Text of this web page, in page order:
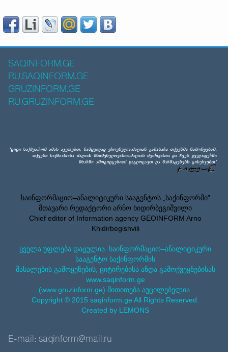
SAQINFORM.GE
RU.SAQINFORM.GE
GRUZINFORM.GE
RU.GRUZINFORM.GE
საინფორმაციო–ანალიტიკური სააგენტოს „საქინფორმი”
მთავარი რედაქტორი არნო ხიდირბეგიშვილი
Chief editor of Information agency GEOINFORM Arno
Khidirbegishvili
ყველა უფლება დაცულია. საინფორმაციო–ანალიტიკური
სააგენტო საქინფორმის
მასალების გამოყენების, ციტირებისა ანდა გამოქვეყნებისას
www.saqinform.ge
(www.gruzinform.ge) მითითება აუცილებელია.
Copyright © 2015 saqinform.ge All Rights Reserved.
Created by LEMONS
E-mail: saqinform@mail.ru